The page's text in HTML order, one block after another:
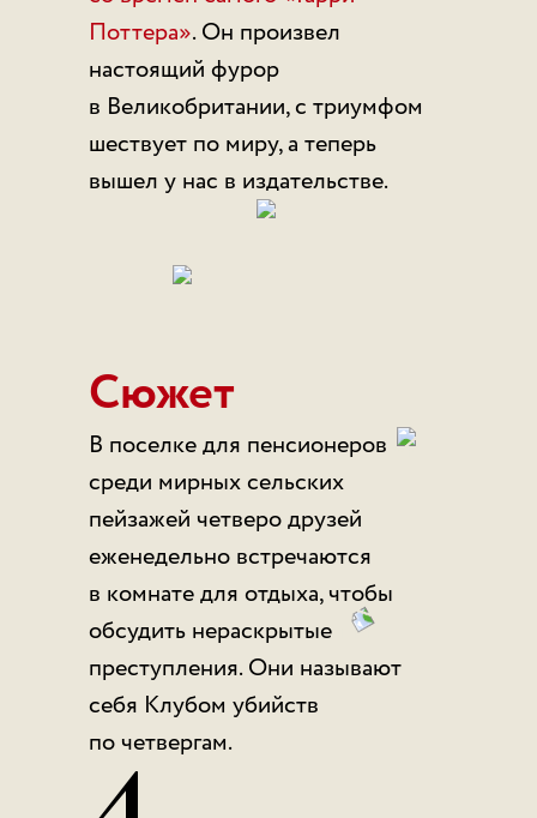
Поттера». Он произвел
настоящий фурор
в Великобритании, с триумфом
шествует по миру, а теперь
вышел у нас в издательстве.
В поселке для пенсионеров ср
среди мирных сельских
пейзажей четверо друзей
еженедельно встречаются
в комнате для отдыха, чтобы
обсудить нераскрытые ппп
преступления. Они называют
себя Клубом убийств
по четвергам.
Сюжет
4